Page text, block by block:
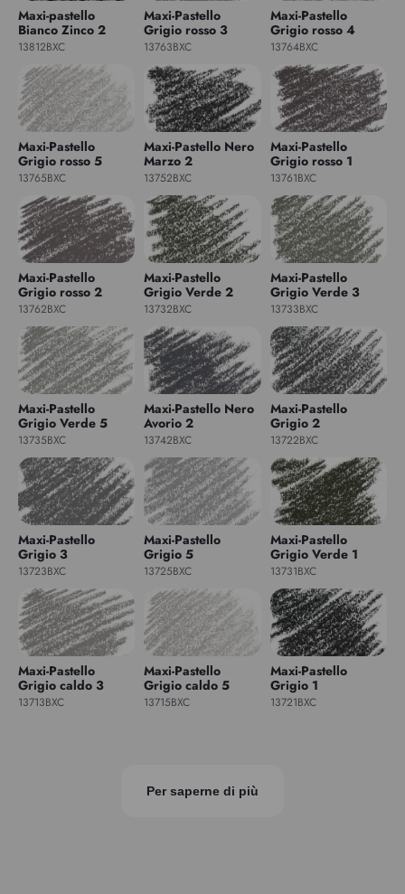
Maxi-pastello
Bianco Zinco 2
13812BXC
Maxi-Pastello
Grigio rosso 3
13763BXC
Maxi-Pastello
Grigio rosso 4
13764BXC
Maxi-Pastello
Grigio rosso 5
13765BXC
Maxi-Pastello Nero
Marzo 2
13752BXC
Maxi-Pastello
Grigio rosso 1
13761BXC
Maxi-Pastello
Grigio rosso 2
13762BXC
Maxi-Pastello
Grigio Verde 2
13732BXC
Maxi-Pastello
Grigio Verde 3
13733BXC
Maxi-Pastello
Grigio Verde 5
13735BXC
Maxi-Pastello Nero
Avorio 2
13742BXC
Maxi-Pastello
Grigio 2
13722BXC
Maxi-Pastello
Grigio 3
13723BXC
Maxi-Pastello
Grigio 5
13725BXC
Maxi-Pastello
Grigio Verde 1
13731BXC
Maxi-Pastello
Grigio caldo 3
13713BXC
Maxi-Pastello
Grigio caldo 5
13715BXC
Maxi-Pastello
Grigio 1
13721BXC
Per saperne di più